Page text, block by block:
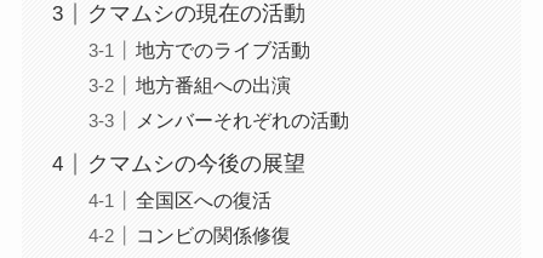
クマムシの現在の活動
地方でのライブ活動
地方番組への出演
メンバーそれぞれの活動
クマムシの今後の展望
全国区への復活
コンビの関係修復